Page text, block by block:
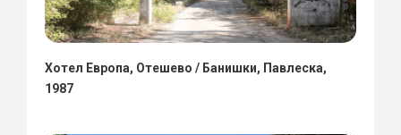
Хотел Европа, Отешево / Банишки, Павлеска,
1987